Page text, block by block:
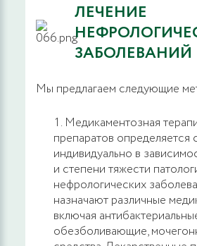
ЛЕЧЕНИЕ
ЗАБОЛЕВАНИЙ
Мы предлагаем следующие
Медикаментозная
препаратов определяется
индивидуально в
и степени тяжести
нефрологических
назначают различные
включая
обезболивающие,